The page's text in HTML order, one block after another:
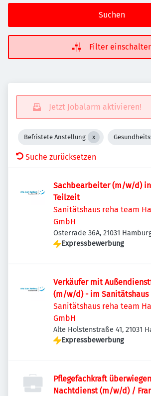
Suchen
Filter
Jetzt Jobalarm aktivieren!
Befristete Anstellung
Suche zurücksetzen
Sachbearbeiter (m/w/d)
Teilzeit
Sanitätshaus reha team
GmbH
Osterrade 36A, 21031
Deutschland
Expressbewerbung
Verkäufer mit
(m/w/d) - im Sanitätshaus
Sanitätshaus reha team
GmbH
Alte Holstenstraße 41, 21031
Deutschland
Expressbewerbung
Pflegefachkraft
Nachtdienst (m/w/d) /